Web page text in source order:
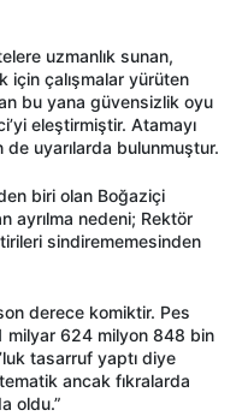
uzmanlık sunan,
için çalışmalar yürüten
bu yana güvensizlik oyu
eleştirmiştir. Atamayı
uyarılarda bulunmuştur.
biri olan Boğaziçi
ayrılma nedeni; Rektör
sindirememesinden
derece komiktir. Pes
milyar 624 milyon 848 bin
tasarruf yaptı diye
ancak fıkralarda
oldu.”